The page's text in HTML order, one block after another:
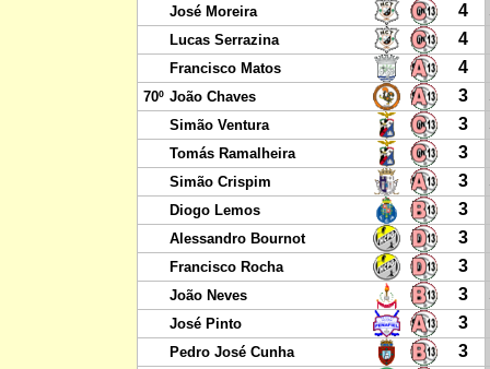
José Moreira 4
Lucas Serrazina 4
Francisco Matos 4
70º João Chaves 3
Simão Ventura 3
Tomás Ramalheira 3
Simão Crispim 3
Diogo Lemos 3
Alessandro Bournot 3
Francisco Rocha 3
João Neves 3
José Pinto 3
Pedro José Cunha 3